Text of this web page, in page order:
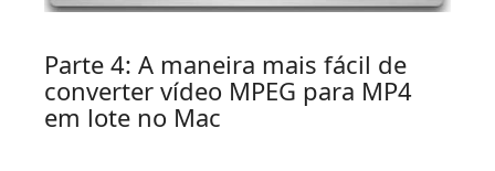
Parte 4: A maneira mais fácil de
converter vídeo MPEG para MP4
em lote no Mac